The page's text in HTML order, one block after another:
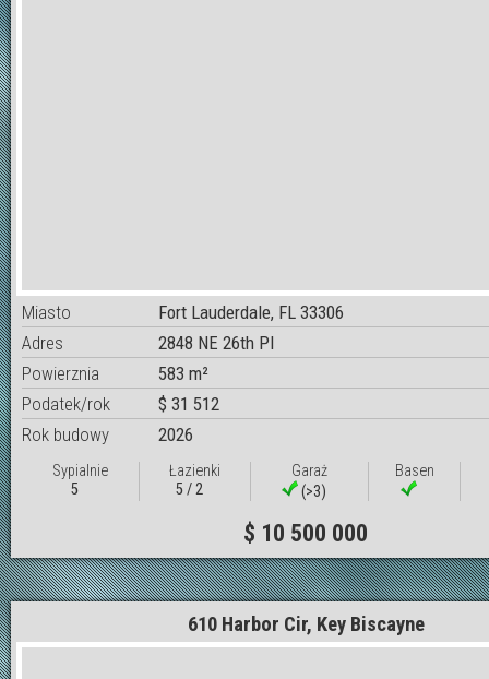
Miasto
Fort Lauderdale, FL 33306
Adres
2848 NE 26th Pl
Powierznia
583 m²
Podatek/rok
$ 31 512
Rok budowy
2026
Sypialnie
5
Łazienki
5 / 2
Garaż
(>3)
Basen
$ 10 500 000
610 Harbor Cir, Key Biscayne